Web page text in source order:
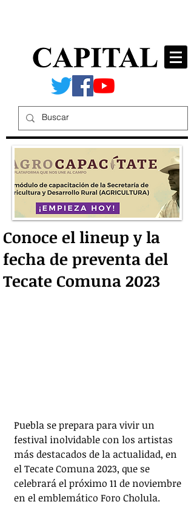
Conoce el lineup y la
fecha de preventa del
Tecate Comuna 2023
Puebla se prepara para vivir un
festival inolvidable con los artistas
más destacados de la actualidad, en
el Tecate Comuna 2023, que se
celebrará el próximo 11 de noviembre
en el emblemático Foro Cholula.